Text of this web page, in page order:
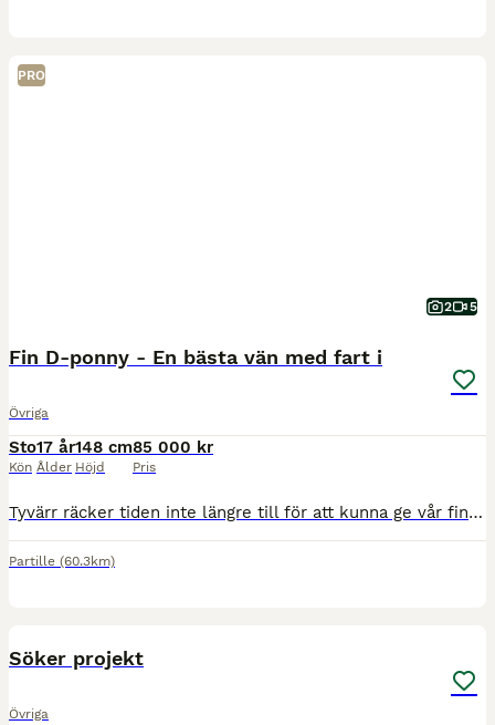
PRO
2 5
Fin D-ponny - En bästa vän med fart i
Övriga
Sto
Kön
17 år
Ålder
148 cm
Höjd
85 000 kr
Pris
Tyvärr räcker tiden inte längre till för att kunna ge vår fina ponny den träning och omsorg hon förtjänar. Därför har vi tagit det svåra beslutet att sälja henne. All utrustning inkl. sadel ingår i p
Partille (60.3km)
Söker projekt
Övriga